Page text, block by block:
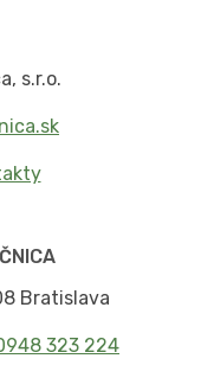
s.r.o.
Bratislava
323 224